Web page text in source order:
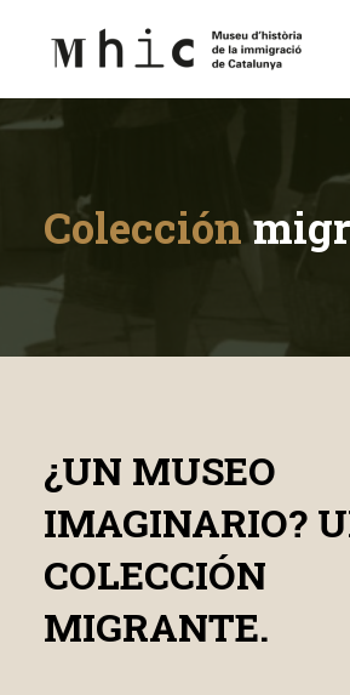
Visítanos
Espacio
Colección
¿UN MUSEO
IMAGINARIO?
COLECCIÓN
MIGRANTE.